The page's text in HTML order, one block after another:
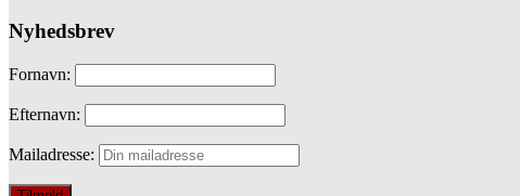
Nyhedsbrev
Fornavn:
Efternavn:
Mailadresse: